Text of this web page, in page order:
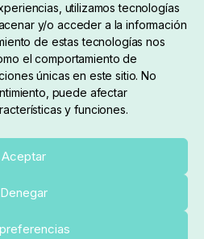
utilizamos tecnologías
y/o acceder a la información
de estas tecnologías nos
el comportamiento de
únicas en este sitio. No
puede afectar
y funciones.
Aceptar
Denegar